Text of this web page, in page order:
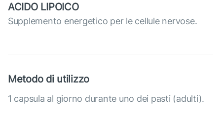
ACIDO LIPOICO
Supplemento energetico per le cellule nervose.
Metodo di utilizzo
1 capsula al giorno durante uno dei pasti (adulti).